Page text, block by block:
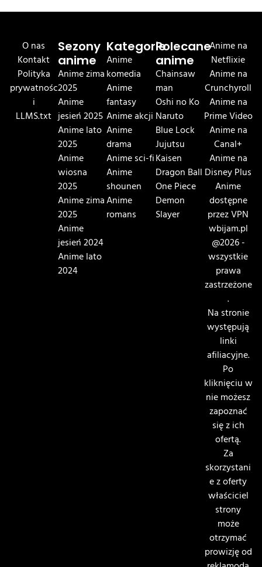
O nas
Kontakt
Polityka
prywatnośc
i
LLMS.txt
Sezony
anime
Anime zima
2025
Anime
jesień 2025
Anime lato
2025
Anime
wiosna
2025
Anime zima
2025
Anime
jesień 2024
Anime lato
2024
Kategorie
Anime
komedia
Anime
fantasy
Anime akcji
Anime
drama
Anime sci-fi
Anime
shounen
Anime
romans
Polecane
anime
Chainsaw
man
Oshi no Ko
Naruto
Blue Lock
Jujutsu
Kaisen
Dragon Ball
One Piece
Demon
Slayer
Anime na
Netflixie
Anime na
Crunchyroll
Anime na
Prime Video
Anime na
Canal+
Anime na
Disney Plus
Anime
dostępne
przez VPN
wbijam.pl
@2026 -
wszystkie
prawa
zastrzeżone
.
Na stronie
występują
linki
afiliacyjne.
Po
kliknięciu w
nie możesz
zapoznać
się z ich
ofertą.
Za
skorzystani
e z oferty
właściciel
strony
może
otrzymać
prowizję od